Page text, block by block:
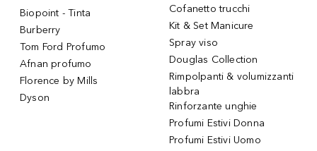
Biopoint - Tinta
Burberry
Tom Ford Profumo
Afnan profumo
Florence by Mills
Dyson
Cofanetto trucchi
Kit & Set Manicure
Spray viso
Douglas Collection
Rimpolpanti & volumizzanti
labbra
Rinforzante unghie
Profumi Estivi Donna
Profumi Estivi Uomo